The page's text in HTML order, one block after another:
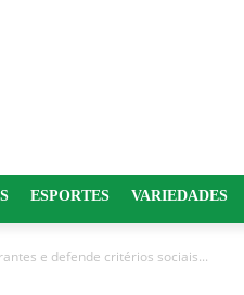
ESPORTES VARIEDADES
e defende critérios sociais...